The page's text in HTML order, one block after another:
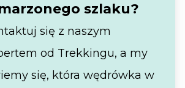
szlaku?
się z naszym
od Trekkingu, a my
się, która wędrówka w